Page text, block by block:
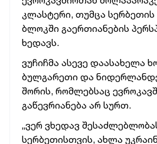
კლასტერი, თუმცა სერბეთის
ბლოკში გაერთიანების
ხედავს.
ვუჩიჩმა ასევე დაასახელა
ბულგარეთი და
შორის, რომლებსაც
გაწევრიანება არ სურთ.
„ვერ ვხედავ
სერბეთისთვის, ახლა